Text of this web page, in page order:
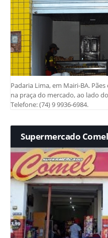
Padaria Lima, em Mairi-BA.
na praça do mercado, ao lado
Telefone: (74) 9 9936-6984.
Supermercado